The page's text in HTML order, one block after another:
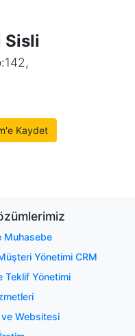
Sisli
Kaydet
Muhasebe
Yönetimi CRM
Teklif Yönetimi
Websitesi